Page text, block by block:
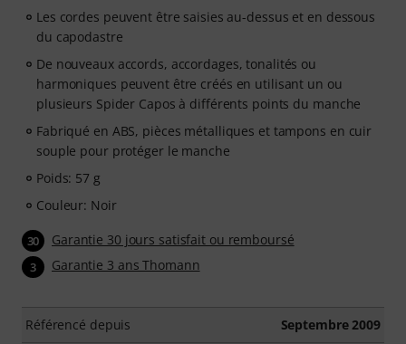
Les cordes peuvent être saisies au-dessus et en dessous
du capodastre
De nouveaux accords, accordages, tonalités ou
harmoniques peuvent être créés en utilisant un ou
plusieurs Spider Capos à différents points du manche
Fabriqué en ABS, pièces métalliques et tampons en cuir
souple pour protéger le manche
Poids: 57 g
Couleur: Noir
30 Garantie 30 jours satisfait ou remboursé
3 Garantie 3 ans Thomann
Référencé depuis Septembre 2009